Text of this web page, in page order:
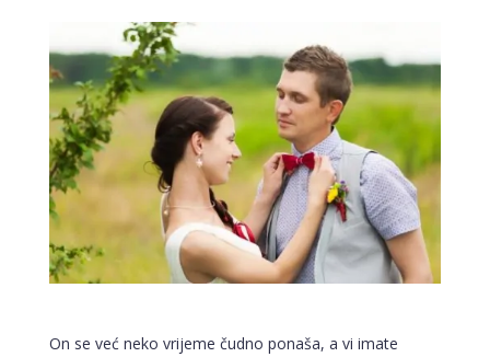
On se već neko vrijeme čudno ponaša, a vi imate